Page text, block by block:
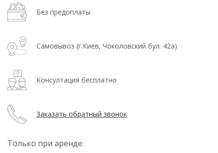
Без предоплаты
Самовывоз (г.Киев, Чоколовский бул. 42а)
Консултация бесплатно
Заказать обратный звонок
Только при аренде: